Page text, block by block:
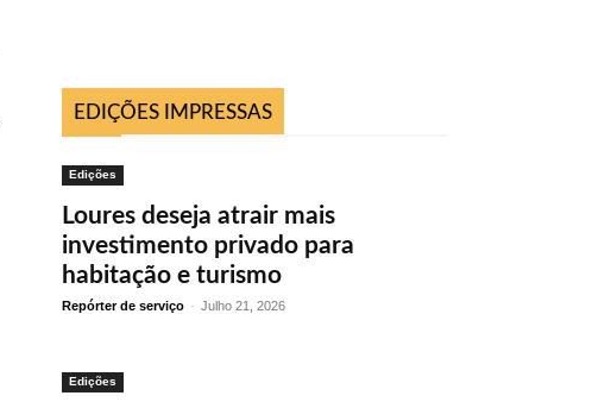
EDIÇÕES IMPRESSAS
Edições
Loures deseja atrair mais
investimento privado para
habitação e turismo
Repórter de serviço - Julho 21, 2026
Edições